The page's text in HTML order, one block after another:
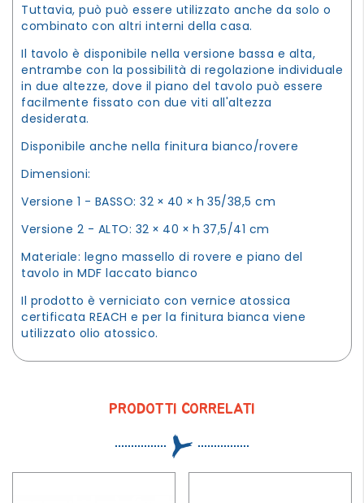
Tuttavia, può può essere utilizzato anche da solo o
combinato con altri interni della casa.
Il tavolo è disponibile nella versione bassa e alta,
entrambe con la possibilità di regolazione individuale
in due altezze, dove il piano del tavolo può essere
facilmente fissato con due viti all'altezza
desiderata.
Disponibile anche nella finitura bianco/rovere
Dimensioni:
Versione 1 - BASSO: 32 × 40 × h 35/38,5 cm
Versione 2 - ALTO: 32 × 40 × h 37,5/41 cm
Materiale: legno massello di rovere e piano del
tavolo in MDF laccato bianco
Il prodotto è verniciato con vernice atossica
certificata REACH e per la finitura bianca viene
utilizzato olio atossico.
PRODOTTI CORRELATI